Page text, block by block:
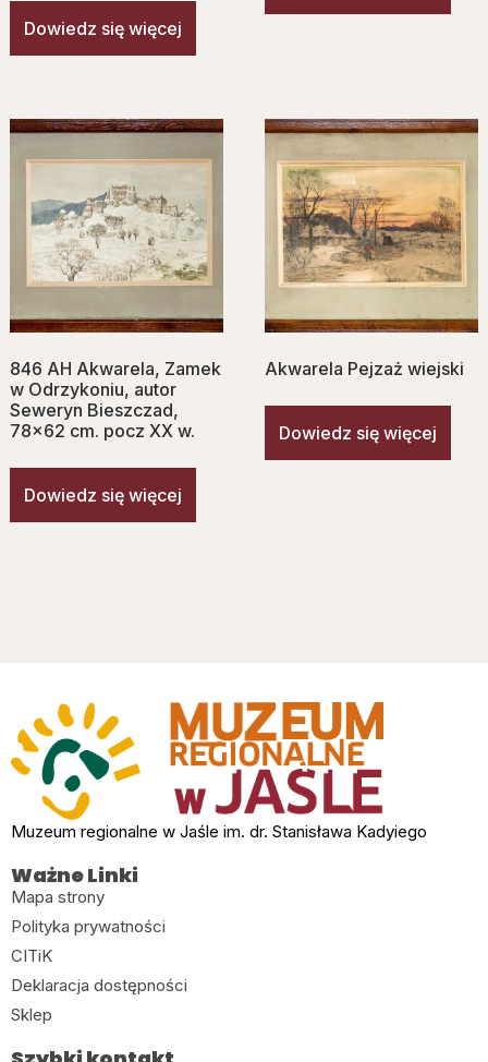
Dowiedz się więcej
846 AH Akwarela, Zamek
w Odrzykoniu, autor
Seweryn Bieszczad,
78×62 cm. pocz XX w.
Dowiedz się więcej
Akwarela Pejzaż wiejski
Dowiedz się więcej
Muzeum regionalne w Jaśle im. dr. Stanisława Kadyiego
Ważne Linki
Mapa strony
Polityka prywatności
CITiK
Deklaracja dostępności
Sklep